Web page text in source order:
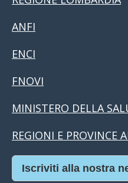
ANFI
ENCI
FNOVI
MINISTERO DELLA
REGIONI E PROVINCE
Iscriviti alla nostra